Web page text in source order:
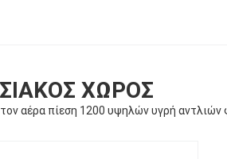
ΧΏΡΟΣ
αέρα πίεση 1200 υψηλών υγρή αντλιών